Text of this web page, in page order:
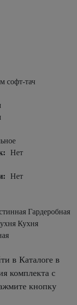
софт-тач
Нет
Нет
Гардеробная
Кухня
в Каталоге в
комплекта с
кнопку